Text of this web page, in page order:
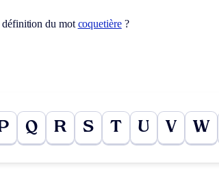
définition du mot coquetière?
Q R S T U V W